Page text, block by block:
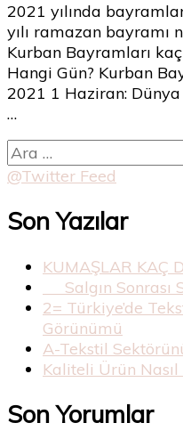
Ne
2021 yılında
yılı ramazan bayramı
Kurban Bayramları
Hangi Gün? Kurban
2021 1 Haziran:
…
Arama:
@Twitter Feed
Son Yazılar
KUMAŞLAR KAÇ
Salgın Sonrası
2= Türkiye’de
Görünümü
A-Tekstil
Kaliteli Ürün Nasıl
Son Yorumlar